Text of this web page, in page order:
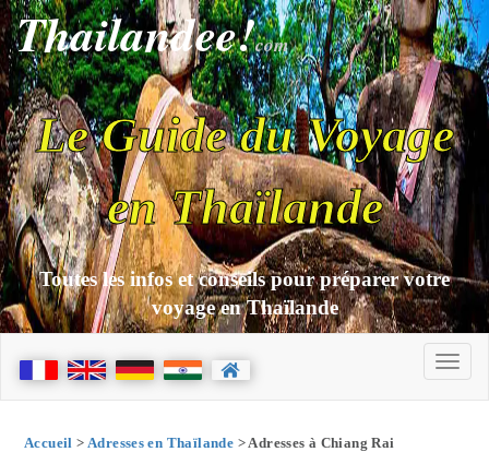
Thailandee!com
Le Guide du Voyage
en Thaïlande
Toutes les infos et conseils pour préparer votre
voyage en Thaïlande
Accueil > Adresses en Thaïlande > Adresses à Chiang Rai